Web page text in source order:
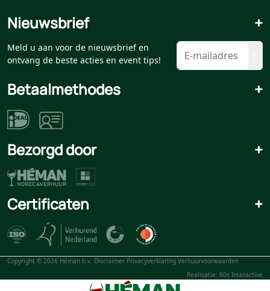
Nieuwsbrief +
Meld u aan voor de nieuwsbrief en
ontvang de beste acties en event tips!
Betaalmethodes +
Bezorgd door +
Certificaten +
Copyright © 2026 Héman b.v. Disclaimer Privacyverklaring Verhuurvoorwaarden
Realisatie: 80s Interactive